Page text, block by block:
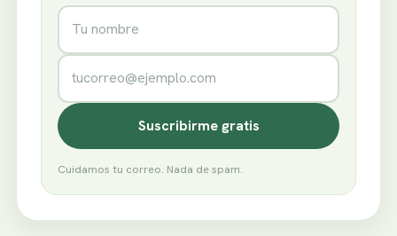
Nombre
Correo electrónico
Suscribirme gratis
Cuidamos tu correo. Nada de spam.